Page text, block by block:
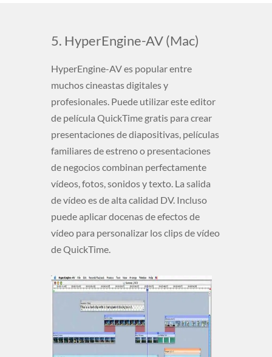
5. HyperEngine-AV (Mac)
HyperEngine-AV es popular entre
muchos cineastas digitales y
profesionales. Puede utilizar este editor
de película QuickTime gratis para crear
presentaciones de diapositivas, películas
familiares de estreno o presentaciones
de negocios combinan perfectamente
vídeos, fotos, sonidos y texto. La salida
de vídeo es de alta calidad DV. Incluso
puede aplicar docenas de efectos de
vídeo para personalizar los clips de vídeo
de QuickTime.